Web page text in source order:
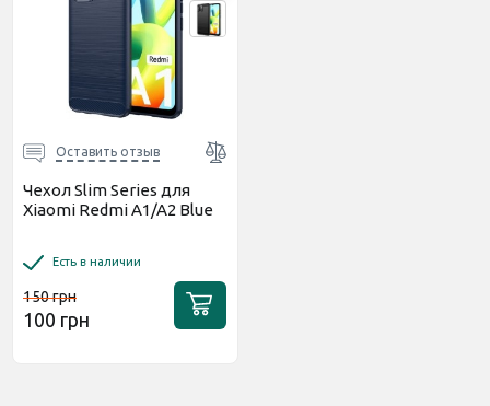
Оставить отзыв
Чехол Slim Series для
Xiaomi Redmi A1/A2 Blue
Есть в наличии
150 грн
100 грн